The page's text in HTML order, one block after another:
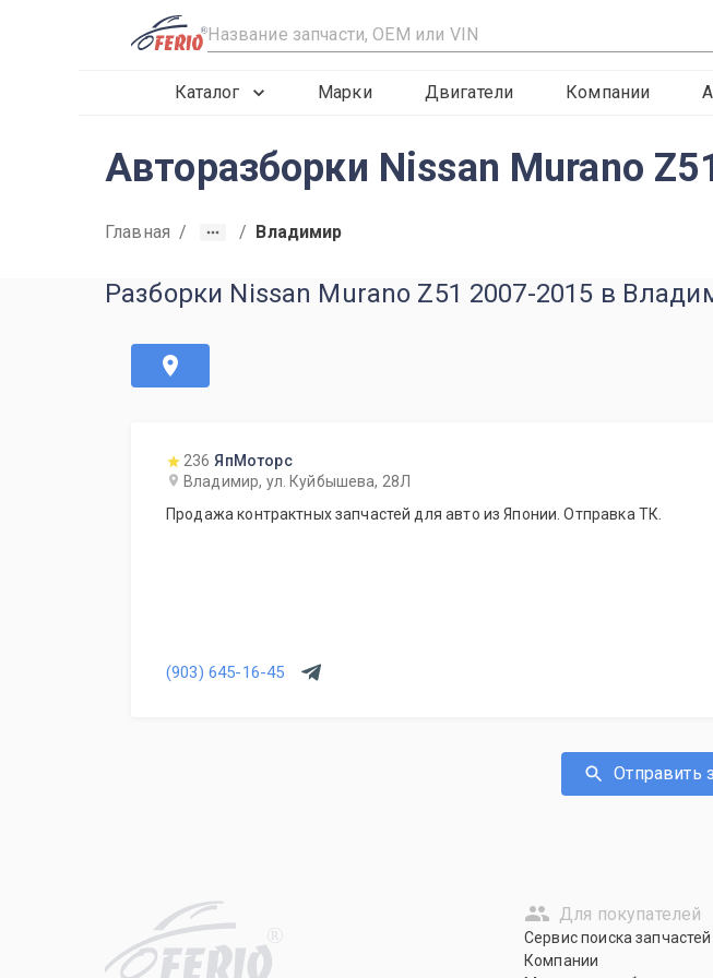
R
Каталог Марки Двигатели Компании
Авторазборки Nissan Murano
Главная / / Владимир
Разборки Nissan Murano Z51 2007-2015 в
236 ЯпМоторс
Владимир, ул. Куйбышева, 28Л
Продажа контрактных запчастей для авто из Японии. Отправка ТК.
(903) 645-16-45
Отправить
R
Для покупателей
Сервис поиска запчастей
Компании